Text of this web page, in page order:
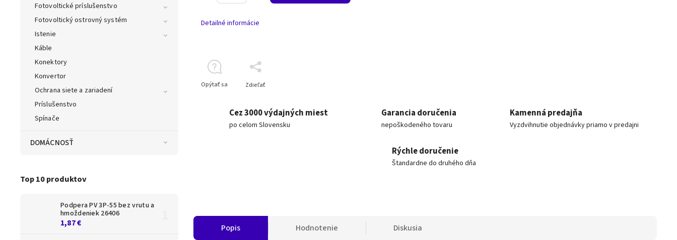
Fotovoltické príslušenstvo
Fotovoltický ostrovný systém
Istenie
Káble
Konektory
Konvertor
Ochrana siete a zariadení
Príslušenstvo
Spínače
DOMÁCNOSŤ
Top 10 produktov
Podpera PV 3P-55 bez vrutu a
hmoždeniek 26406
1,87 €
Detailné informácie
Opýtať sa Zdieľať
Cez 3000 výdajných miest
po celom Slovensku
Garancia doručenia
nepoškodeného tovaru
Kamenná predajňa
Vyzdvihnutie objednávky priamo v predajni
Rýchle doručenie
Štandardne do druhého dňa
Popis Hodnotenie Diskusia